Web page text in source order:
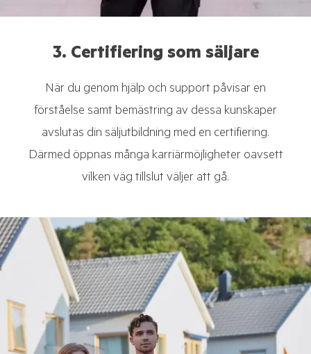
3. Certifiering som säljare
När du genom hjälp och support påvisar en
förståelse samt bemästring av dessa kunskaper
avslutas din säljutbildning med en certifiering.
Därmed öppnas många karriärmöjligheter oavsett
vilken väg tillslut väljer att gå.